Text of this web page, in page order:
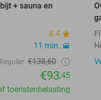
+ sauna en
8.4
11 min.
Regulier €138,60
€93,45
toeristenbelasting